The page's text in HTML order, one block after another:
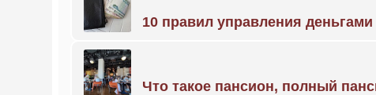
10 правил управления деньгами
Что такое пансион, полный